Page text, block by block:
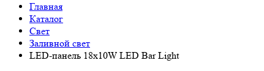
Главная
Каталог
Свет
Заливной свет
LED-панель 18x10W LED Bar Light